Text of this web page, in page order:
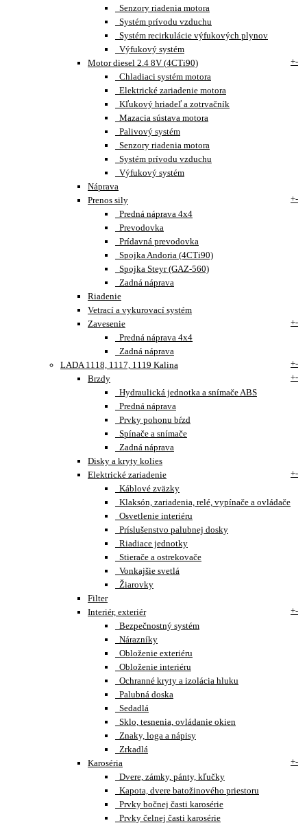
Senzory riadenia motora
Systém prívodu vzduchu
Systém recirkulácie výfukových plynov
Výfukový systém
Motor diesel 2.4 8V (4CTi90)
+-
Chladiaci systém motora
Elektrické zariadenie motora
Kľukový hriadeľ a zotrvačník
Mazacia sústava motora
Palivový systém
Senzory riadenia motora
Systém prívodu vzduchu
Výfukový systém
Náprava
Prenos sily
+-
Predná náprava 4x4
Prevodovka
Prídavná prevodovka
Spojka Andoria (4CTi90)
Spojka Steyr (GAZ-560)
Zadná náprava
Riadenie
Vetrací a vykurovací systém
Zavesenie
+-
Predná náprava 4x4
Zadná náprava
LADA 1118, 1117, 1119 Kalina
+-
Brzdy
+-
Hydraulická jednotka a snímače ABS
Predná náprava
Prvky pohonu bŕzd
Spínače a snímače
Zadná náprava
Disky a kryty kolies
Elektrické zariadenie
+-
Káblové zväzky
Klaksón, zariadenia, relé, vypínače a ovládače
Osvetlenie interiéru
Príslušenstvo palubnej dosky
Riadiace jednotky
Stierače a ostrekovače
Vonkajšie svetlá
Žiarovky
Filter
Interiér, exteriér
+-
Bezpečnostný systém
Nárazníky
Obloženie exteriéru
Obloženie interiéru
Ochranné kryty a izolácia hluku
Palubná doska
Sedadlá
Sklo, tesnenia, ovládanie okien
Znaky, loga a nápisy
Zrkadlá
Karoséria
+-
Dvere, zámky, pánty, kľučky
Kapota, dvere batožinového priestoru
Prvky bočnej časti karosérie
Prvky čelnej časti karosérie